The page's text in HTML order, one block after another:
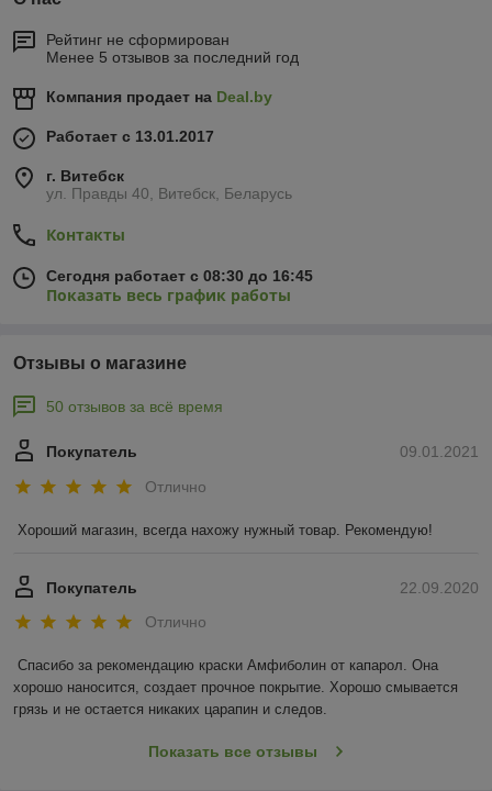
Рейтинг не сформирован
Менее 5 отзывов за последний год
Компания продает на Deal.by
Работает с 13.01.2017
г. Витебск
ул. Правды 40, Витебск, Беларусь
Контакты
Сегодня работает с 08:30 до 16:45
Показать весь график работы
Отзывы о магазине
50 отзывов за всё время
09.01.2021
Покупатель
Отлично
Хороший магазин, всегда нахожу нужный товар. Рекомендую!
22.09.2020
Покупатель
Отлично
Спасибо за рекомендацию краски Амфиболин от капарол. Она
хорошо наносится, создает прочное покрытие. Хорошо смывается
грязь и не остается никаких царапин и следов.
Показать все отзывы